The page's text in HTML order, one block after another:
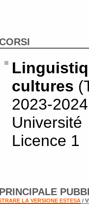
cultures
2023-
Licence 1
PRINCIPALE
LA VERSIONE ESTESA /